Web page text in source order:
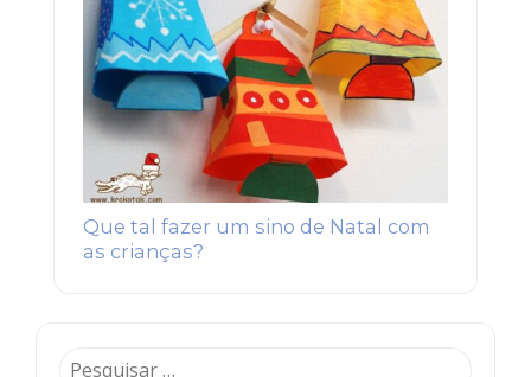
Que tal fazer um sino de Natal com
as crianças?
Pesquisar